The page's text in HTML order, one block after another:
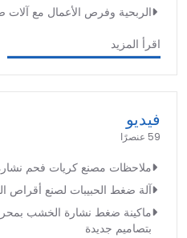
الربحية وفرص الأعمال مع
اقرأ المزيد
فيديو
59 عنصرًا
ملاحظات مصنع كريات فحم
آلة ضغط الحبيبات لصنع أقراص
بتصاميم جديدة